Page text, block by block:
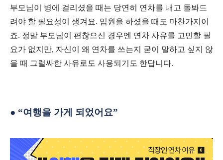
부모님이 병에 걸리셨을 때는 당연히 연차를 내고 돌봐드
려야 할 필요성이 생겨요. 입원을 하셨을 때도 마찬가지이
죠. 정말 부모님이 편찮으신 경우엔 연차 사유를 고민할 필
요가 없지만, 자신이 왜 연차를 쓰는지 굳이 말하고 싶지 않
을 때 그럴싸한 사유로도 사용되기도 한답니다.
● “여행을 가게 되었어요”